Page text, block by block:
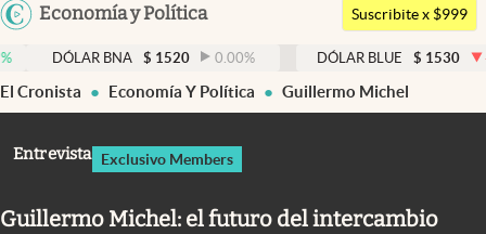
Argentina
Economía y Política
Members
Economía y Política
Finanzas y Mercados
Columnistas
Suscribite x $999
BNA $ 1520 0.00% DÓLAR BLUE $ 1530 -0.65%
El Cronista Economía Y Política Guillermo Michel
Entrevista Exclusivo Members
Guillermo Michel: el futuro del intercambio